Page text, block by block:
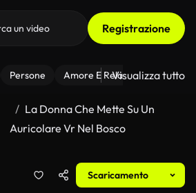
Registrazione
Persone Amore E Relazioni Il
Visualizza tutto
La Donna Che Mette Su Un
Auricolare Vr Nel Bosco
Scaricamento